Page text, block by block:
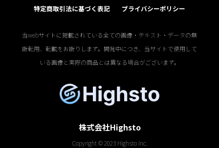
特定商取引法に基づく表記 プライバシーポリシー
当webサイトに掲載されている全ての画像・テキスト・データの無
断転用、転載をお断りします。開発中につき、当サイトで使用して
いる画像と実際の商品とは異なる場合がございます。
株式会社Highsto
Copyright © 2023 Highsto Inc.